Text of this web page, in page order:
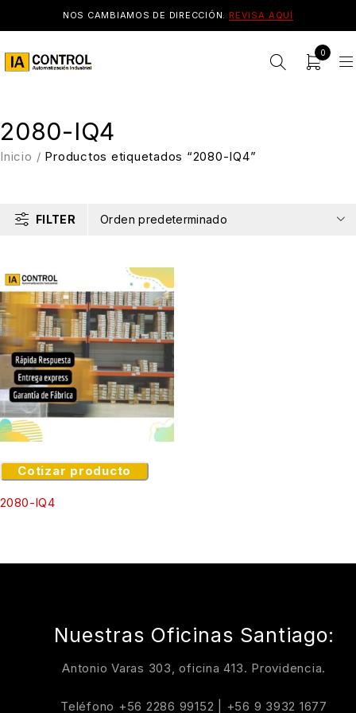
NOS CAMBIAMOS DE DIRECCIÓN. REVISA AQUÍ
0
2080-IQ4
Inicio / Productos etiquetados “2080-IQ4”
FILTER Orden predeterminado
Cotizar producto
2080-IQ4
Nuestras Oficinas Santiago:
Antonio Varas 303, oficina 413. Providencia.
Teléfono +56 2286 99152 +56 9 3932 1677